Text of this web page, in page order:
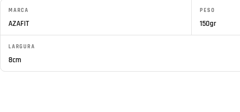
MARCA
AZAFIT
PESO
150gr
LARGURA
8cm